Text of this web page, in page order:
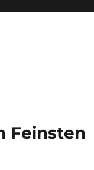
Feinsten